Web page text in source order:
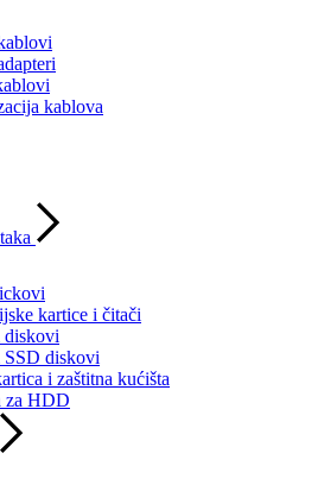
kablova
kartice i čitači
diskovi
SSD diskovi
i zaštitna kućišta
za HDD